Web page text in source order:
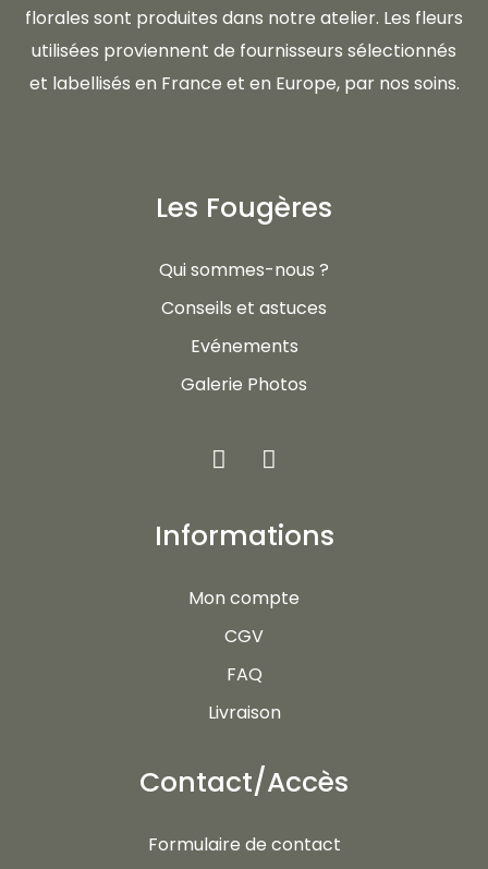
florales sont produites dans notre atelier. Les fleurs
utilisées proviennent de fournisseurs sélectionnés
et labellisés en France et en Europe, par nos soins.
Les Fougères
Qui sommes-nous ?
Conseils et astuces
Evénements
Galerie Photos
Informations
Mon compte
CGV
FAQ
Livraison
Contact/Accès
Formulaire de contact